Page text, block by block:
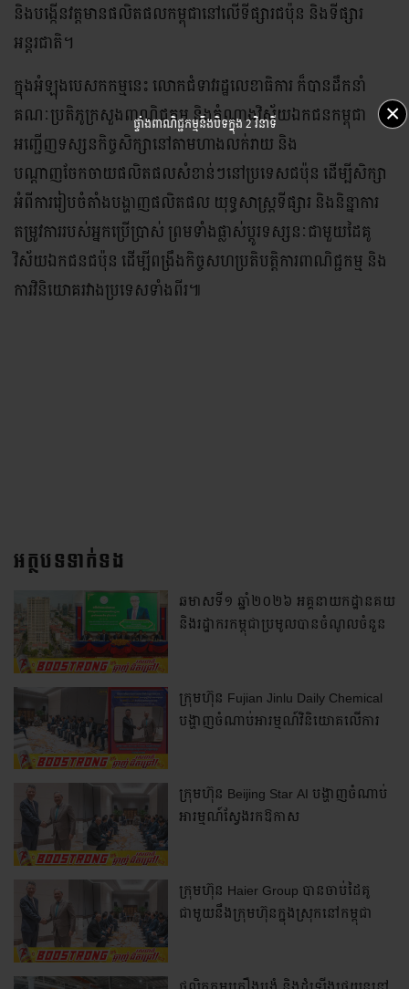
ផ្ទាំងពាណិជ្ជកម្មនឹងបិទក្នុង2 វិនាទី ×
និងបង្កើនវត្តមានផលិតផលកម្ពុជានៅលើទីផ្សារជប៉ុន និងទីផ្សារ
អន្តរជាតិ។
ក្នុងអំឡុងបេសកកម្មនេះ លោកជំទាវរដ្ឋលេខាធិការ ក៏បានដឹកនាំ
គណៈប្រតិភូក្រសួងពាណិជ្ជកម្ម និងតំណាងវិស័យឯកជនកម្ពុជា
អញ្ជើញទស្សនកិច្ចសិក្សានៅតាមហាងលក់រាយ និង
បណ្តាញចែកចាយផលិតផលសំខាន់ៗនៅប្រទេសជប៉ុន ដើម្បីសិក្សា
អំពីការរៀបចំតាំងបង្ហាញផលិតផល យុទ្ធសាស្ត្រទីផ្សារ និងនិន្នាការ
តម្រូវការរបស់អ្នកប្រើប្រាស់ ព្រមទាំងផ្លាស់ប្តូរទស្សនៈជាមួយដៃគូ
វិស័យឯកជនជប៉ុន ដើម្បីពង្រឹងកិច្ចសហប្រតិបត្តិការពាណិជ្ជកម្ម និង
ការវិនិយោគរវាងប្រទេសទាំងពីរ៕
អត្ថបទទាក់ទង
ឆមាសទី១ ឆ្នាំ២០២៦ អគ្គនាយកដ្ឋានគយ
និងរដ្ឋាករកម្ពុជាប្រមូលបានចំណូលចំនួន
ឆ្នាំ២០២៥
ក្រុមហ៊ុន Fujian Jinlu Daily Chemical
បង្ហាញចំណាប់អារម្មណ៍វិនិយោគលើការ
ក្រុមហ៊ុន Beijing Star AI បង្ហាញចំណាប់
អារម្មណ៍ស្វែងរកឱកាស
ក្រុមហ៊ុន Haier Group បានចាប់ដៃគូ
ជាមួយនឹងក្រុមហ៊ុនក្នុងស្រុកនៅកម្ពុជា
កម្ពុជា